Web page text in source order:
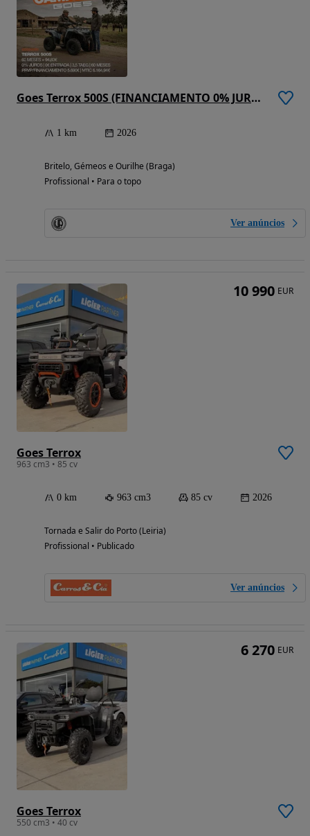
Goes Terrox 500S (FINANCIAMENTO 0% JUROS)
1 km 2026
Britelo, Gémeos e Ourilhe (Braga)
Profissional • Para o topo
Ver anúncios
Goes Terrox
963 cm3 • 85 cv
0 km 963 cm3 85 cv 2026
Tornada e Salir do Porto (Leiria)
Profissional • Publicado
Ver anúncios
10 990 EUR
Goes Terrox
550 cm3 • 40 cv
6 270 EUR